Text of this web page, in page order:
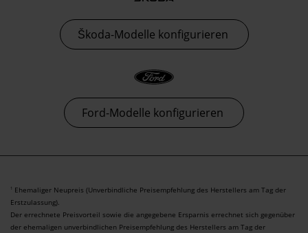
Škoda-Modelle konfigurieren
Ford-Modelle konfigurieren
1 Ehemaliger Neupreis (Unverbindliche Preisempfehlung des Herstellers am Tag der
Erstzulassung).
Der errechnete Preisvorteil sowie die angegebene Ersparnis errechnet sich gegenüber
der ehemaligen unverbindlichen Preisempfehlung des Herstellers am Tag der